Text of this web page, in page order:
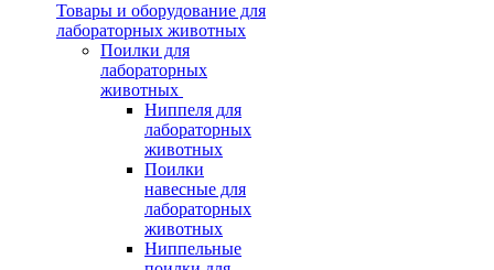
Товары и оборудование для
лабораторных животных
Поилки для
лабораторных
животных
Ниппеля для
лабораторных
животных
Поилки
навесные для
лабораторных
животных
Ниппельные